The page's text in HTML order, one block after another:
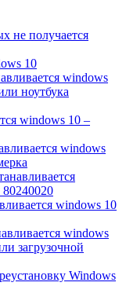
не получается
10
windows
ноутбука
windows 10 –
windows
windows 10
windows
загрузочной
Windows